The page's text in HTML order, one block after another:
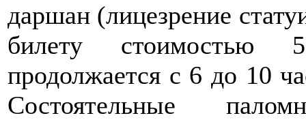
даршан (лицезрение
билету
продолжается с 6 до 10
Состоятельные